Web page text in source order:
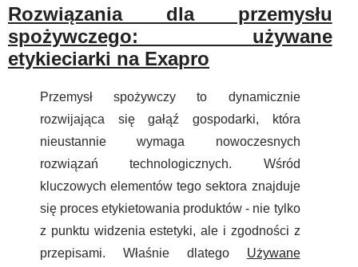
Rozwiązania dla przemysłu
spożywczego: używane
etykieciarki na Exapro
Przemysł spożywczy to dynamicznie
rozwijająca się gałąź gospodarki, która
nieustannie wymaga nowoczesnych
rozwiązań technologicznych. Wśród
kluczowych elementów tego sektora znajduje
się proces etykietowania produktów - nie tylko
z punktu widzenia estetyki, ale i zgodności z
przepisami. Właśnie dlatego Używane